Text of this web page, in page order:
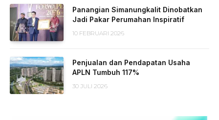
Panangian Simanungkalit Dinobatkan
Jadi Pakar Perumahan Inspiratif
10 FEBRUARI 2026
Penjualan dan Pendapatan Usaha
APLN Tumbuh 117%
30 JULI 2026